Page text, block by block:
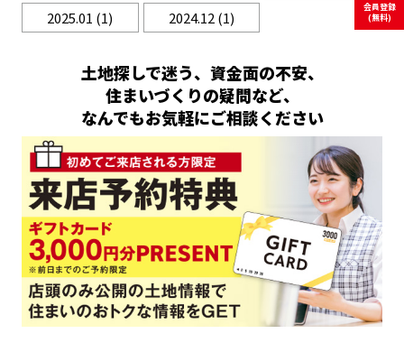
2025.01 (1) 2024.12(1)
土地探しで迷う、資金面の不安、
住まいづくりの疑問など、
なんでもお気軽にご相談ください
会員登録
(無料)